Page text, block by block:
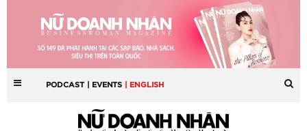
PODCAST | EVENTS | ENGLISH